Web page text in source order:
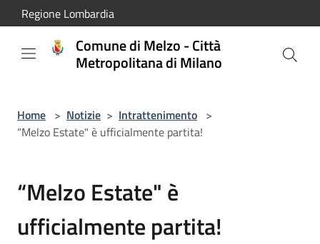
Salta al contenuto principale
Regione Lombardia
Comune di Melzo - Città
Metropolitana di Milano
Home > Notizie > Intrattenimento >
“Melzo Estate" è ufficialmente partita!
“Melzo Estate" è
ufficialmente partita!